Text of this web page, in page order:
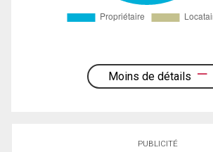
Moins de détails
PUBLICITÉ